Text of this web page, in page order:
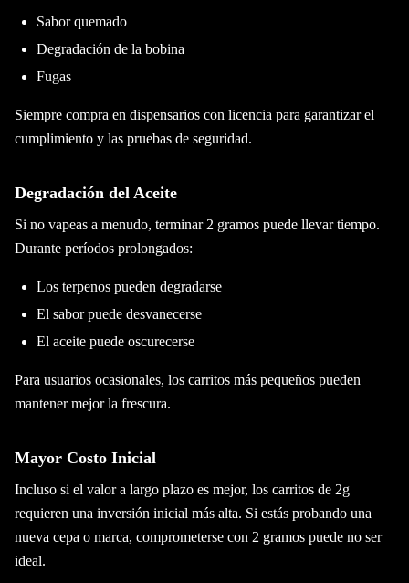
Sabor quemado
Degradación de la bobina
Fugas
Siempre compra en dispensarios con licencia para garantizar el
cumplimiento y las pruebas de seguridad.
Degradación del Aceite
Si no vapeas a menudo, terminar 2 gramos puede llevar tiempo.
Durante períodos prolongados:
Los terpenos pueden degradarse
El sabor puede desvanecerse
El aceite puede oscurecerse
Para usuarios ocasionales, los carritos más pequeños pueden
mantener mejor la frescura.
Mayor Costo Inicial
Incluso si el valor a largo plazo es mejor, los carritos de 2g
requieren una inversión inicial más alta. Si estás probando una
nueva cepa o marca, comprometerse con 2 gramos puede no ser
ideal.